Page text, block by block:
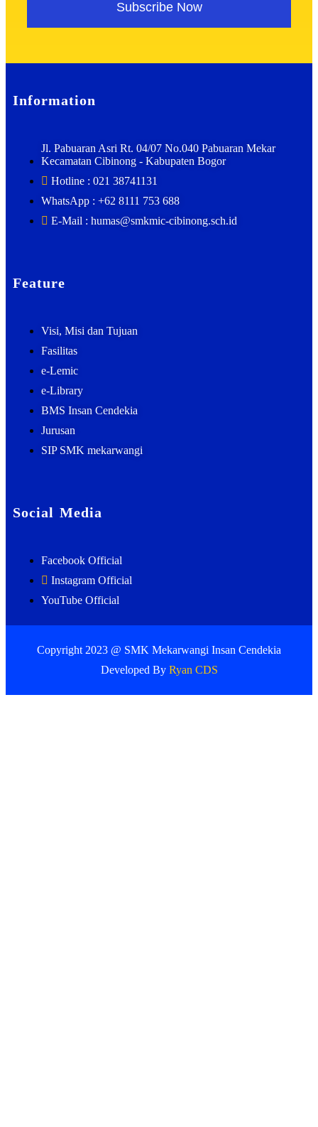
Subscribe Now
Information
Jl. Pabuaran Asri Rt. 04/07 No.040 Pabuaran Mekar
Kecamatan Cibinong - Kabupaten Bogor
Hotline : 021 38741131
WhatsApp : +62 8111 753 688
E-Mail : humas@smkmic-cibinong.sch.id
Feature
Visi, Misi dan Tujuan
Fasilitas
e-Lemic
e-Library
BMS Insan Cendekia
Jurusan
SIP SMK mekarwangi
Social Media
Facebook Official
Instagram Official
YouTube Official
Copyright 2023 @ SMK Mekarwangi Insan Cendekia
Developed By Ryan CDS